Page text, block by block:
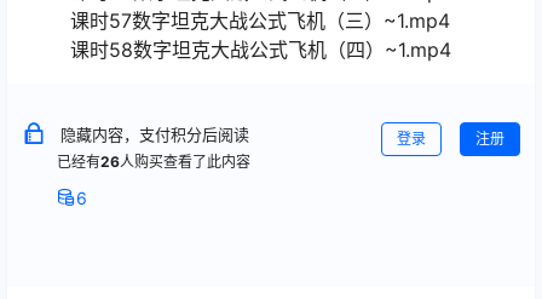
课时57数字坦克大战公式飞机（三）~1.mp4
课时58数字坦克大战公式飞机（四）~1.mp4
隐藏内容，支付积分后阅读
已经有26人购买查看了此内容
6
登录 注册